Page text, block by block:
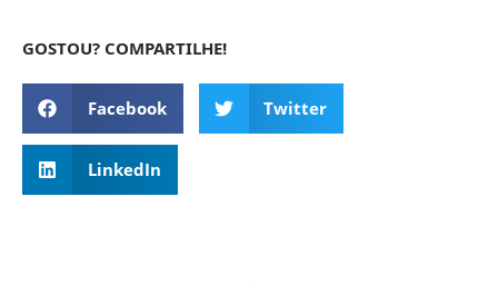
GOSTOU? COMPARTILHE!
Facebook Twitter
LinkedIn